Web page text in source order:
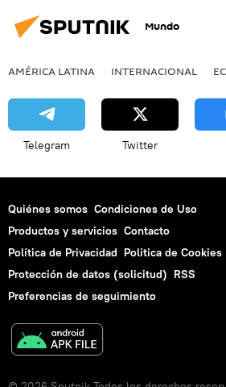
Mundo
AMÉRICA LATINA INTERNACIONAL
Telegram Twitter
Quiénes somos Condiciones de Uso
Productos y servicios Contacto
Política de Privacidad Politica de Cookies
Protección de datos (solicitud) RSS
Preferencias de seguimiento